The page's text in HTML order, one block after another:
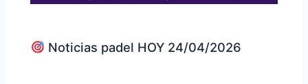
Noticias padel HOY 24/04/2026